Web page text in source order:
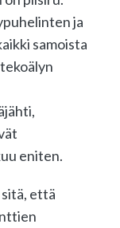
ja
samoista
eniten.
että